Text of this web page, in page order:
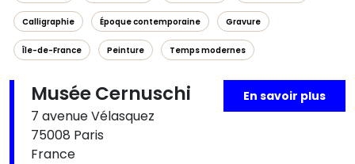
Calligraphie Époque contemporaine Gravure
Île-de-France Peinture Temps modernes
Musée Cernuschi
7 avenue Vélasquez
75008 Paris
France
En savoir plus